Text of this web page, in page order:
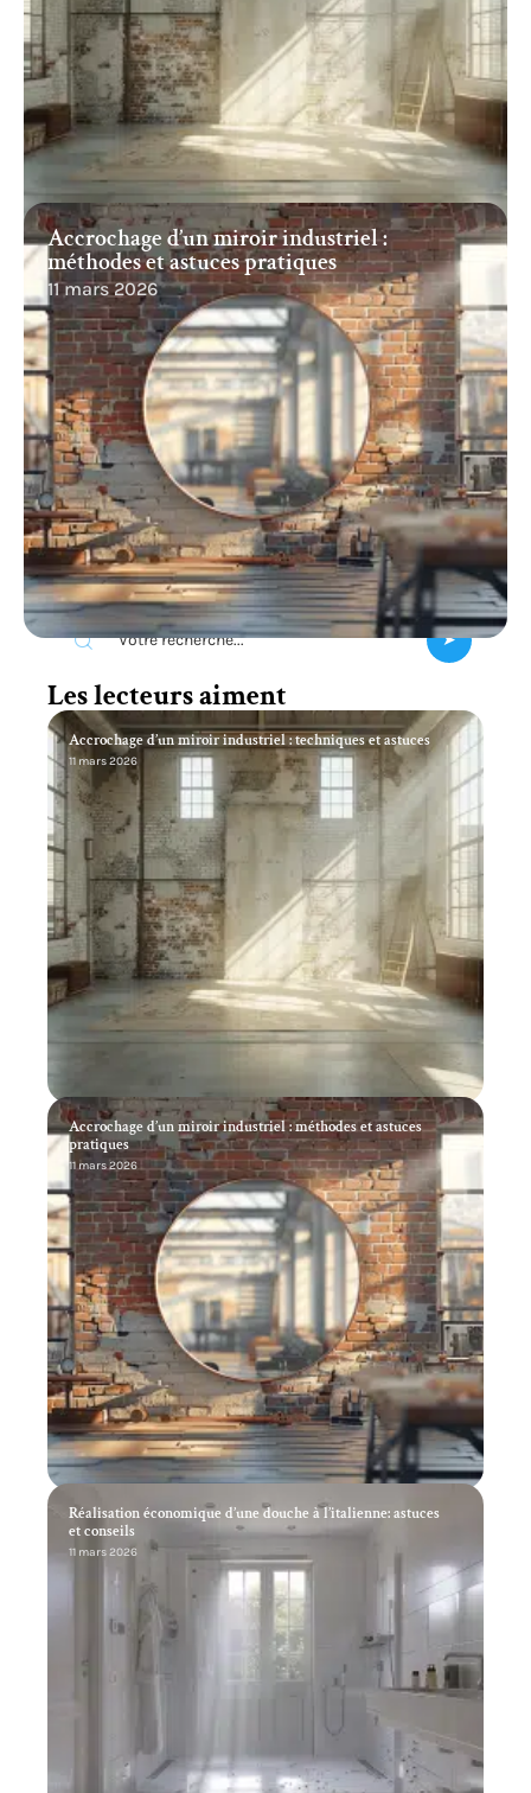
Accrochage d’un miroir industriel :
méthodes et astuces pratiques
11 mars 2026
Recherche
Les lecteurs aiment
Accrochage d’un miroir industriel : techniques et astuces
11 mars 2026
Accrochage d’un miroir industriel : méthodes et astuces
pratiques
11 mars 2026
Réalisation économique d’une douche à l’italienne: astuces
et conseils
11 mars 2026